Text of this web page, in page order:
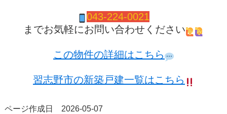
043-224-0021
までお気軽にお問い合わせください
この物件の詳細はこちら
習志野市の新築戸建一覧はこちら
ページ作成日 2026-05-07